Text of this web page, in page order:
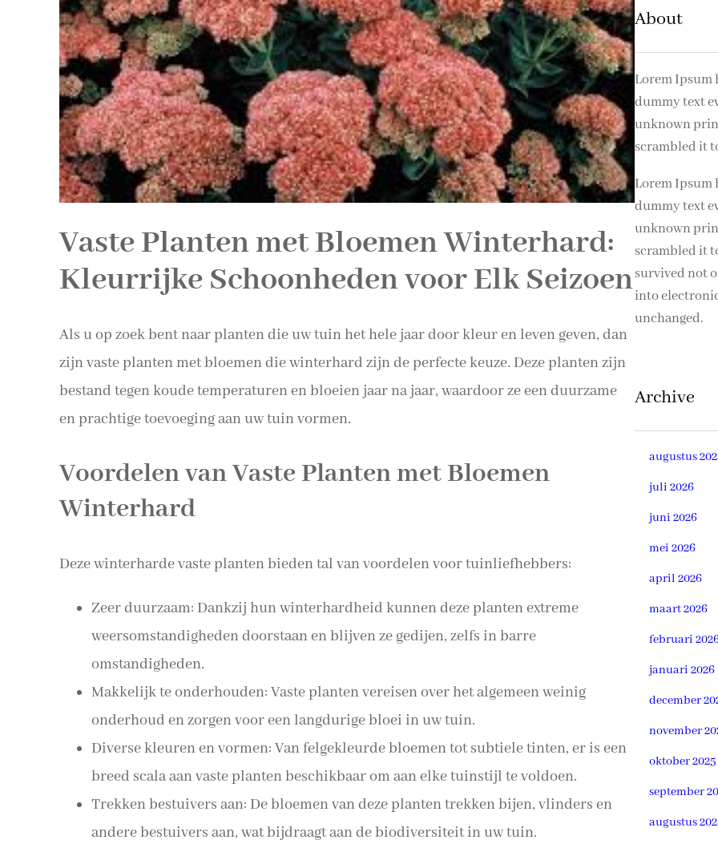
Vaste Planten met Bloemen Winterhard:
Kleurrijke Schoonheden voor Elk Seizoen
Als u op zoek bent naar planten die uw tuin het hele jaar door kleur en leven geven, dan
zijn vaste planten met bloemen die winterhard zijn de perfecte keuze. Deze planten zijn
bestand tegen koude temperaturen en bloeien jaar na jaar, waardoor ze een duurzame
en prachtige toevoeging aan uw tuin vormen.
Voordelen van Vaste Planten met Bloemen
Winterhard
Deze winterharde vaste planten bieden tal van voordelen voor tuinliefhebbers:
Zeer duurzaam: Dankzij hun winterhardheid kunnen deze planten extreme
weersomstandigheden doorstaan en blijven ze gedijen, zelfs in barre
omstandigheden.
Makkelijk te onderhouden: Vaste planten vereisen over het algemeen weinig
onderhoud en zorgen voor een langdurige bloei in uw tuin.
Diverse kleuren en vormen: Van felgekleurde bloemen tot subtiele tinten, er is een
breed scala aan vaste planten beschikbaar om aan elke tuinstijl te voldoen.
Trekken bestuivers aan: De bloemen van deze planten trekken bijen, vlinders en
andere bestuivers aan, wat bijdraagt aan de biodiversiteit in uw tuin.
n
About
Lorem Ipsum
dummy text
unknown
scrambled it
Lorem Ipsum
dummy text
unknown
scrambled it
survived not
into
unchanged.
Archive
augustus
juli 2026
juni 2026
mei 2026
april 2026
maart 2026
februari
januari 2026
december
november
oktober 2025
september
augustus